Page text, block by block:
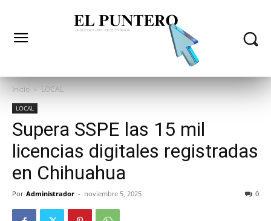
Inicio LOCAL
LOCAL
Supera SSPE las 15 mil
licencias digitales registradas
en Chihuahua
Por Administrador - noviembre 5, 2025 0